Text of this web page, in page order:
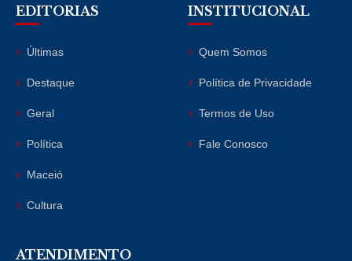
EDITORIAS
Últimas
Destaque
Geral
Política
Maceió
Cultura
INSTITUCIONAL
Quem Somos
Política de Privacidade
Termos de Uso
Fale Conosco
ATENDIMENTO